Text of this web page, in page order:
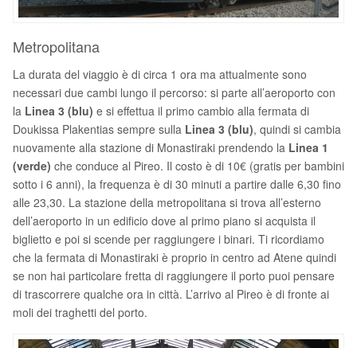
Metropolitana
La durata del viaggio è di circa 1 ora ma attualmente sono
necessari due cambi lungo il percorso: si parte all’aeroporto con
la Linea 3 (blu) e si effettua il primo cambio alla fermata di
Doukissa Plakentias sempre sulla Linea 3 (blu), quindi si cambia
nuovamente alla stazione di Monastiraki prendendo la Linea 1
(verde) che conduce al Pireo. Il costo è di 10€ (gratis per bambini
sotto i 6 anni), la frequenza è di 30 minuti a partire dalle 6,30 fino
alle 23,30. La stazione della metropolitana si trova all’esterno
dell’aeroporto in un edificio dove al primo piano si acquista il
biglietto e poi si scende per raggiungere i binari. Ti ricordiamo
che la fermata di Monastiraki è proprio in centro ad Atene quindi
se non hai particolare fretta di raggiungere il porto puoi pensare
di trascorrere qualche ora in città. L’arrivo al Pireo è di fronte ai
moli dei traghetti del porto.